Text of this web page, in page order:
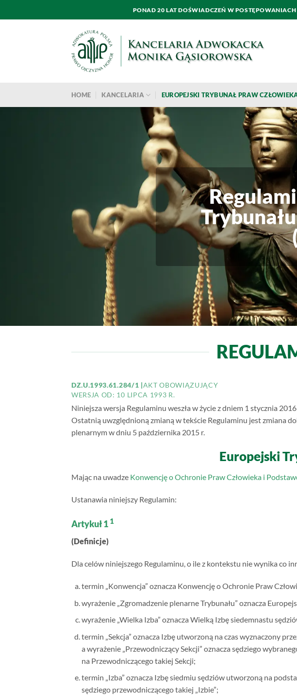
do
PONAD 20 LAT DOŚWIADCZEŃ W
HOME KANCELARIA EUROPEJSKI TRYBUNAŁ PRAW
DZ.U.1993.61.284/1 |AKT OBOWIĄZUJĄCY
WERSJA OD: 10 LIPCA 1993 R.
Niniejsza wersja Regulaminu weszła w życie z dniem 1 stycznia 2016
Ostatnią uwzględnioną zmianą w tekście Regulaminu jest zmiana
plenarnym w dniu 5 października 2015 r.
Europejski
Mając na uwadze Konwencję o Ochronie Praw Człowieka i
Ustanawia niniejszy Regulamin:
Artykuł 1 1
(Definicje)
Dla celów niniejszego Regulaminu, o ile z kontekstu nie wynika co
termin „Konwencja” oznacza Konwencję o Ochronie Praw
wyrażenie „Zgromadzenie plenarne Trybunału” oznacza
wyrażenie „Wielka Izba” oznacza Wielką Izbę siedemnastu
termin „Sekcja” oznacza Izbę utworzoną na czas wyznaczony
a wyrażenie „Przewodniczący Sekcji” oznacza sędziego
na Przewodniczącego takiej Sekcji;
termin „Izba” oznacza Izbę siedmiu sędziów utworzoną na
sędziego przewodniczącego takiej „Izbie”;